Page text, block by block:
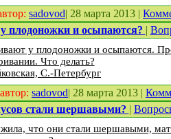
sadovod| 28 марта 2013 |
плодоножки и осыпаются? |
у плодоножки и осыпаются.
Что делать?
С.-Петербург
автор: sadovod| 28 марта 2013 |
стали шершавыми? |
что они стали шершавыми,